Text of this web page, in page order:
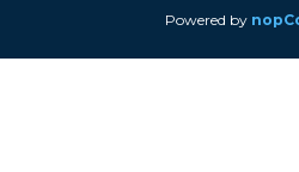
Powered by